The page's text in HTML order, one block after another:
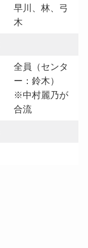
早川、林、弓
木
全員（センタ
ー：鈴木）
※中村麗乃が
合流